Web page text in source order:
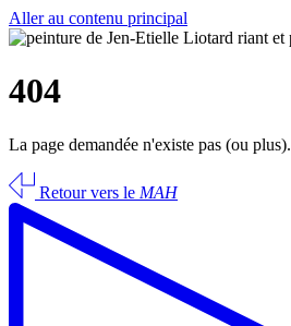
Aller au contenu principal
404
La page demandée n'existe pas (ou plus).
Retour vers le MAH